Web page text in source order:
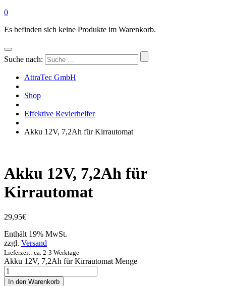
0
Es befinden sich keine Produkte im Warenkorb.
Suche nach:
AttraTec GmbH
Shop
Effektive Revierhelfer
Akku 12V, 7,2Ah für Kirrautomat
Akku 12V, 7,2Ah für
Kirrautomat
29,95€
Enthält 19% MwSt.
zzgl. Versand
Lieferzeit: ca. 2-3 Werktage
Akku 12V, 7,2Ah für Kirrautomat Menge
In den Warenkorb